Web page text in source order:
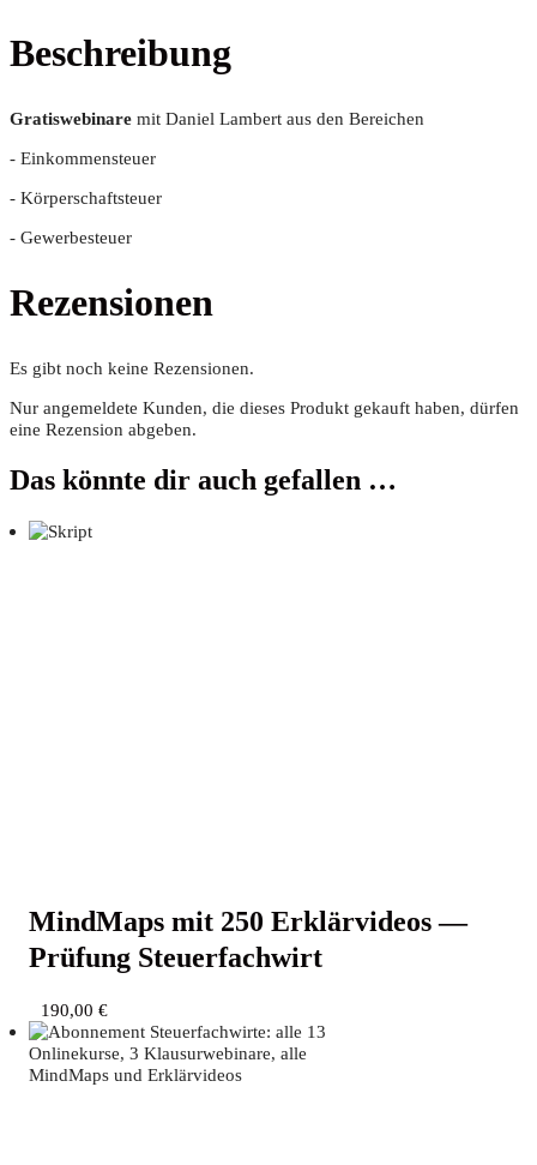
Beschreibung
Gra­tis­web­i­na­re mit Dani­el Lam­bert aus den Bereichen
- Ein­kom­men­steu­er
- Kör­per­schaft­steu­er
- Gewer­be­steu­er
Rezensionen
Es gibt noch keine Rezensionen.
Nur angemeldete Kunden, die dieses Produkt gekauft haben, dürfen
eine Rezension abgeben.
Das könnte dir auch gefallen …
Mind­Maps mit 250 Erklär­vi­de­os —
Prü­fung Steuerfachwirt
190,00 €